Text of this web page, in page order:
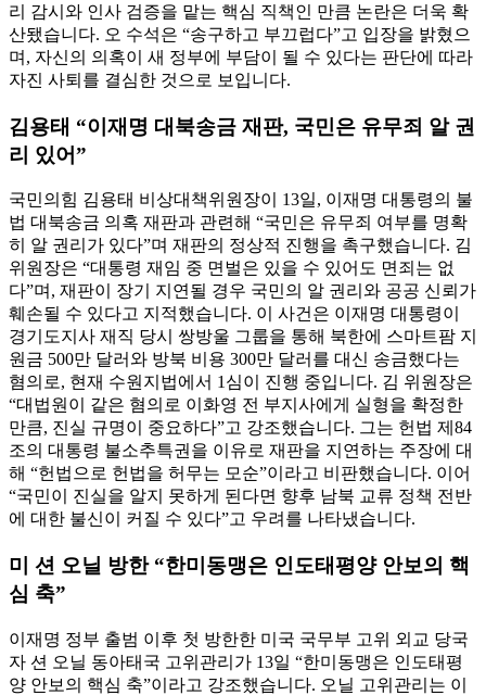
리 감시와 인사 검증을 맡는 핵심 직책인 만큼 논란은 더욱 확
산됐습니다. 오 수석은 “송구하고 부끄럽다”고 입장을 밝혔으
며, 자신의 의혹이 새 정부에 부담이 될 수 있다는 판단에 따라
자진 사퇴를 결심한 것으로 보입니다.
김용태 “이재명 대북송금 재판, 국민은 유무죄 알 권
리 있어”
국민의힘 김용태 비상대책위원장이 13일, 이재명 대통령의 불
법 대북송금 의혹 재판과 관련해 “국민은 유무죄 여부를 명확
히 알 권리가 있다”며 재판의 정상적 진행을 촉구했습니다. 김
위원장은 “대통령 재임 중 면벌은 있을 수 있어도 면죄는 없
다”며, 재판이 장기 지연될 경우 국민의 알 권리와 공공 신뢰가
훼손될 수 있다고 지적했습니다. 이 사건은 이재명 대통령이
경기도지사 재직 당시 쌍방울 그룹을 통해 북한에 스마트팜 지
원금 500만 달러와 방북 비용 300만 달러를 대신 송금했다는
혐의로, 현재 수원지법에서 1심이 진행 중입니다. 김 위원장은
“대법원이 같은 혐의로 이화영 전 부지사에게 실형을 확정한
만큼, 진실 규명이 중요하다”고 강조했습니다. 그는 헌법 제84
조의 대통령 불소추특권을 이유로 재판을 지연하는 주장에 대
해 “헌법으로 헌법을 허무는 모순”이라고 비판했습니다. 이어
“국민이 진실을 알지 못하게 된다면 향후 남북 교류 정책 전반
에 대한 불신이 커질 수 있다”고 우려를 나타냈습니다.
미 션 오닐 방한 “한미동맹은 인도태평양 안보의 핵
심 축”
이재명 정부 출범 이후 첫 방한한 미국 국무부 고위 외교 당국
자 션 오닐 동아태국 고위관리가 13일 “한미동맹은 인도태평
양 안보의 핵심 축”이라고 강조했습니다. 오닐 고위관리는 이